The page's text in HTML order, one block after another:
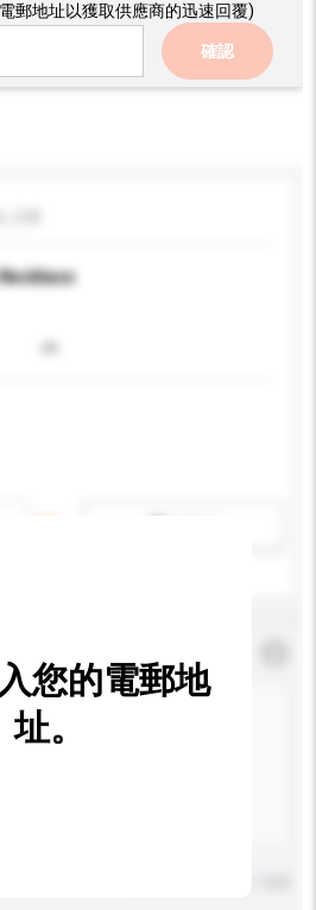
郵地址以獲取供應商的迅速回覆)
確認
您的電郵地
址。